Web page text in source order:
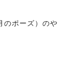
のポーズ）のや